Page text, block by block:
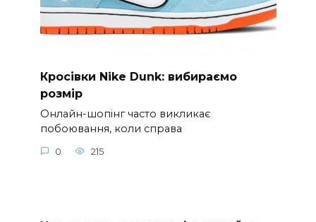
Кросівки Nike Dunk: вибираємо
розмір
Онлайн-шопінг часто викликає
побоювання, коли справа
0 215